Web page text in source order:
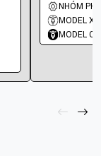
MODEL
MODEL